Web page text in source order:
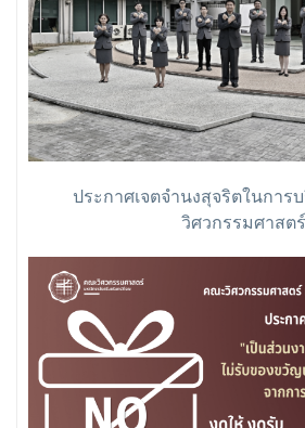
ประกาศเจตจำนงสุจริตในกา
วิศวกรรมศาสตร์